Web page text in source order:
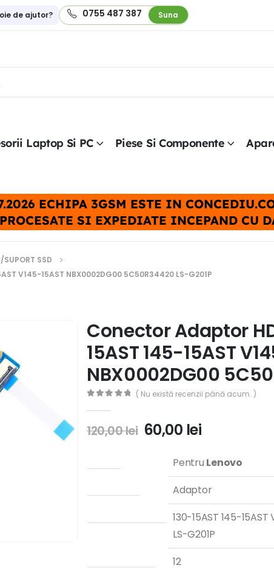
de ajutor? 0755 487 387 Suna
Laptop Si PC Piese Si Componente
ECHIPA 3GSM ESTE IN
SI EXPEDIATE INCEPAND CU
SSD
V145-15AST NBX0002DG00 5C50R34420 LS-G201P
Conector Adaptor
15AST 145-15AST
NBX0002DG00
( Nu există recenzii până acum. )
120,00lei 60,00 lei
Pentru Lenovo
Adaptor
130-15AST 145-
LS-G201P
12